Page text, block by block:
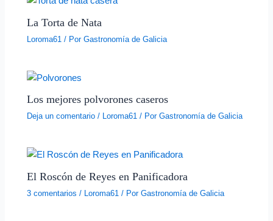
La Torta de Nata
Loroma61 / PorGastronomía de Galicia
Los mejores polvorones caseros
Deja un comentario / Loroma61 / PorGastronomía de Galicia
El Roscón de Reyes en Panificadora
3 comentarios / Loroma61 / PorGastronomía de Galicia